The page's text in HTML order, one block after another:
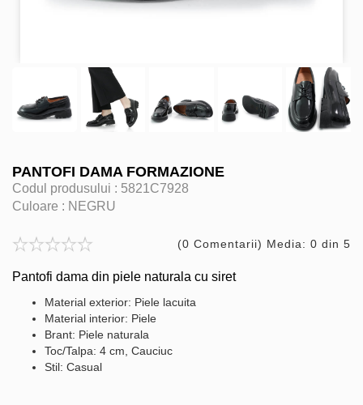
PANTOFI DAMA FORMAZIONE
Codul produsului : 5821C7928
Culoare : NEGRU
(0 Comentarii) Media: 0 din 5
Pantofi dama din piele naturala cu siret
Material exterior: Piele lacuita
Material interior: Piele
Brant: Piele naturala
Toc/Talpa: 4 cm, Cauciuc
Stil: Casual